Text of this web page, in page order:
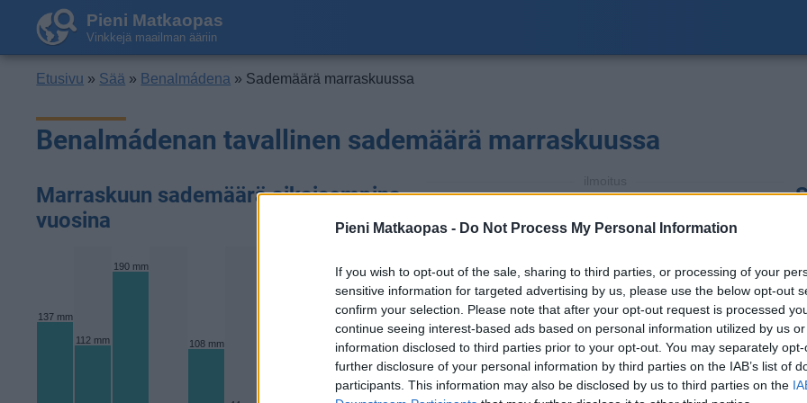
Pieni Matkaopas - Do Not Process My Personal Information
If you wish to opt-out of the sale, sharing to third parties, or processing of your
sensitive information for targeted advertising by us, please use the below opt-out
confirm your selection. Please note that after your opt-out request is processed
continue seeing interest-based ads based on personal information utilized by us
information disclosed to third parties prior to your opt-out. You may separately
further disclosure of your personal information by third parties on the IAB’s list of
participants. This information may also be disclosed by us to third parties on the
Pieni Matkaopas
Vinkkejä maailman ääriin
Etusivu » Sää » Benalmádena » Sademäärä marraskuussa
Benalmádenan tavallinen sademäärä marraskuussa
Marraskuun sademäärä aikaisempina
vuosina
137 mm
112 mm
190 mm
108 mm
97 mm